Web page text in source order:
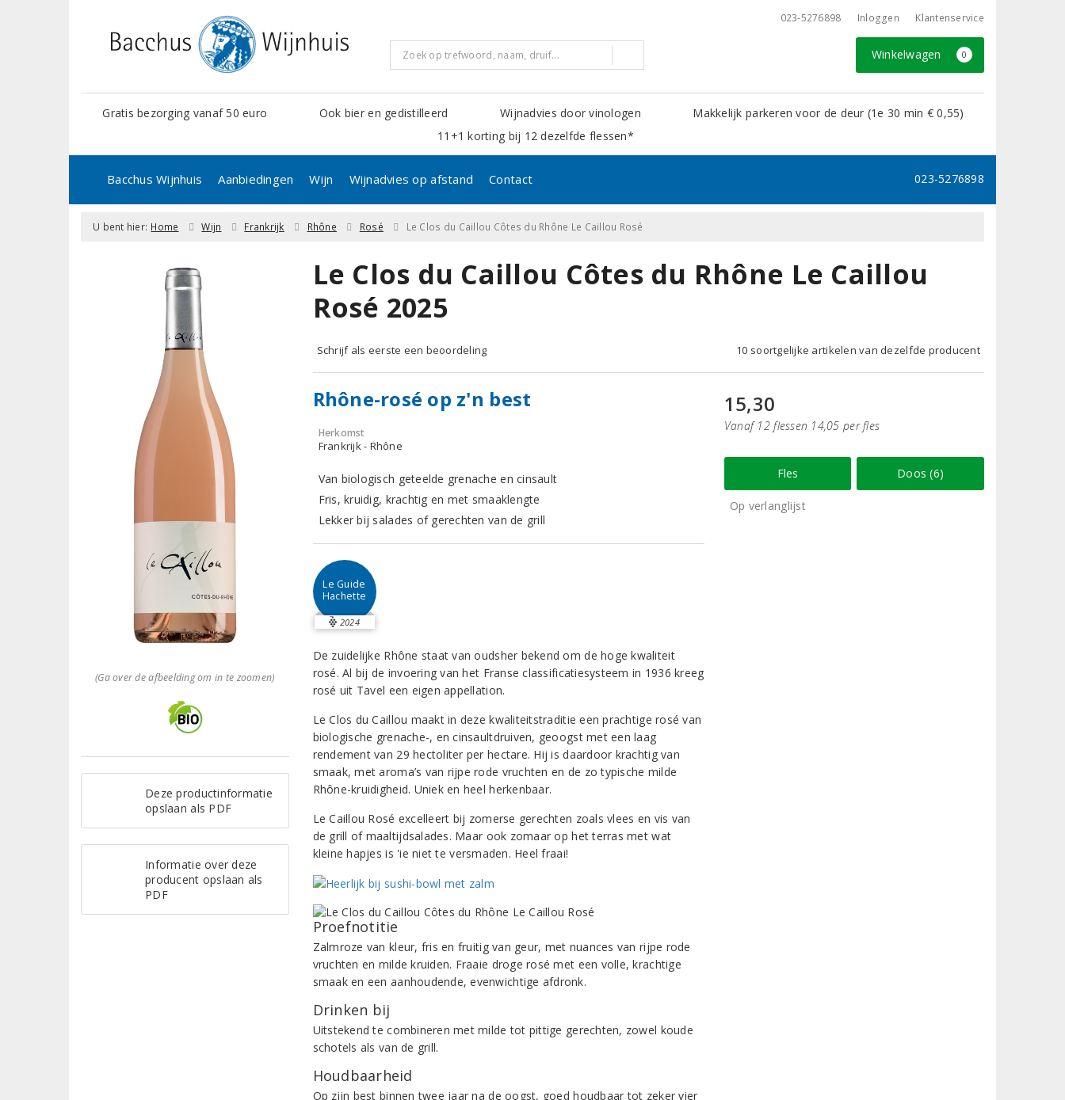
023-5276898 Inloggen Klantenservice
Winkelwagen 0
Gratis bezorging vanaf 50 euro Ook bier en gedistilleerd Wijnadvies door vinologen
Makkelijk parkeren voor de deur (1e 30 min € 0,55)
11+1 korting bij 12 dezelfde flessen*
Bacchus Wijnhuis Aanbiedingen Wijn Wijnadvies op afstand Contact 023-5276898
U bent hier: Home Wijn Frankrijk Rhône Rosé Le Clos du Caillou Côtes du Rhône Le Caillou Rosé
(Ga over de afbeelding om in te zoomen)
Deze productinformatie
opslaan als PDF
Informatie over deze
producent opslaan als
PDF
Le Clos du Caillou Côtes du Rhône Le Caillou
Rosé 2025
Schrijf als eerste een beoordeling 10 soortgelijke artikelen van dezelfde producent
Rhône-rosé op z'n best
Herkomst
Frankrijk - Rhône
Van biologisch geteelde grenache en cinsault
Fris, kruidig, krachtig en met smaaklengte
Lekker bij salades of gerechten van de grill
Le Guide
Hachette
2024
De zuidelijke Rhône staat van oudsher bekend om de hoge kwaliteit
rosé. Al bij de invoering van het Franse classificatiesysteem in 1936 kreeg
rosé uit Tavel een eigen appellation.
Le Clos du Caillou maakt in deze kwaliteitstraditie een prachtige rosé van
biologische grenache-, en cinsaultdruiven, geoogst met een laag
rendement van 29 hectoliter per hectare. Hij is daardoor krachtig van
smaak, met aroma’s van rijpe rode vruchten en de zo typische milde
Rhône-kruidigheid. Uniek en heel herkenbaar.
Le Caillou Rosé excelleert bij zomerse gerechten zoals vlees en vis van
de grill of maaltijdsalades. Maar ook zomaar op het terras met wat
kleine hapjes is 'ie niet te versmaden. Heel fraai!
Proefnotitie
Zalmroze van kleur, fris en fruitig van geur, met nuances van rijpe rode
vruchten en milde kruiden. Fraaie droge rosé met een volle, krachtige
smaak en een aanhoudende, evenwichtige afdronk.
Drinken bij
Uitstekend te combineren met milde tot pittige gerechten, zowel koude
schotels als van de grill.
Houdbaarheid
Op zijn best binnen twee jaar na de oogst, goed houdbaar tot zeker vier
15,30
Vanaf 12 flessen 14,05 per fles
Fles Doos (6)
Op verlanglijst